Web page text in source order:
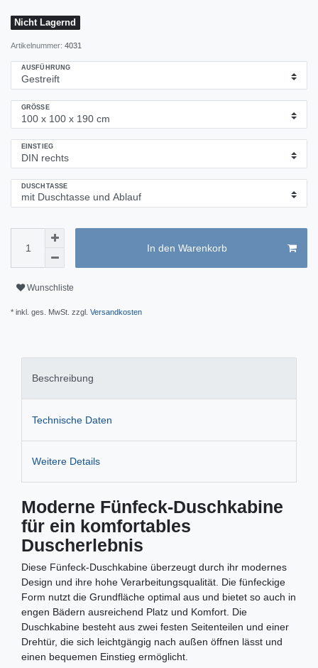
Nicht Lagernd
Artikelnummer: 4031
AUSFÜHRUNG
GRÖSSE
EINSTIEG
DUSCHTASSE
In den Warenkorb
Wunschliste
* inkl. ges. MwSt. zzgl. Versandkosten
Beschreibung
Technische Daten
Weitere Details
Moderne Fünfeck-Duschkabine
für ein komfortables
Duscherlebnis
Diese Fünfeck-Duschkabine überzeugt durch ihr modernes
Design und ihre hohe Verarbeitungsqualität. Die fünfeckige
Form nutzt die Grundfläche optimal aus und bietet so auch in
engen Bädern ausreichend Platz und Komfort. Die
Duschkabine besteht aus zwei festen Seitenteilen und einer
Drehtür, die sich leichtgängig nach außen öffnen lässt und
einen bequemen Einstieg ermöglicht.